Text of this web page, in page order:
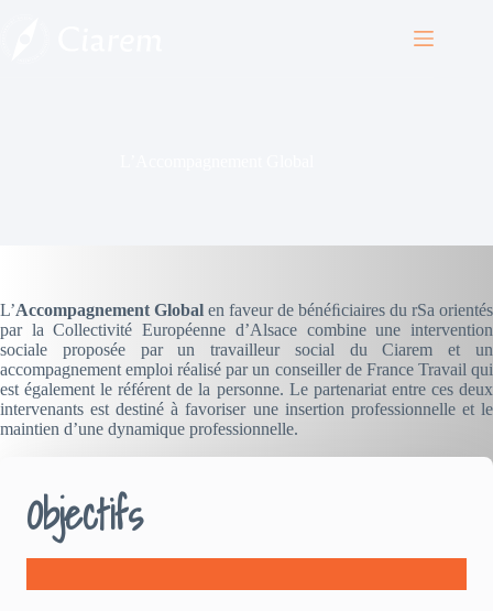
L’Accompagnement Global en faveur de bénéﬁciaires du rSa orientés
par la Collectivité Européenne d’Alsace combine une intervention
sociale proposée par un travailleur social du Ciarem et un
accompagnement emploi réalisé par un conseiller de France Travail qui
est également le référent de la personne. Le partenariat entre ces deux
intervenants est destiné à favoriser une insertion professionnelle et le
maintien d’une dynamique professionnelle.
Objectifs